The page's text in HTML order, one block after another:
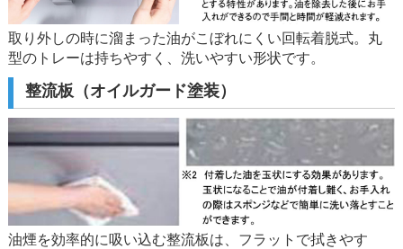
取り外しの時に溜まった油がこぼれにくい回転着脱式。丸
型のトレーは持ちやすく、洗いやすい形状です。
整流板（オイルガード塗装）
油煙を効率的に吸い込む整流板は、フラットで拭きやす